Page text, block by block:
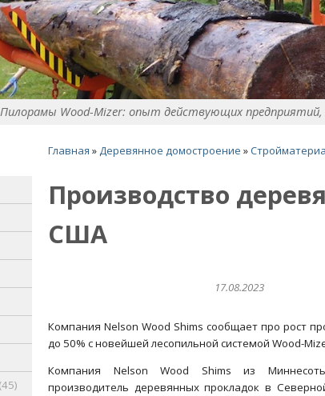
Пилорамы Wood-Mizer: опыт действующих предприятий,
45
Главная »Деревянное домостроение »
Производство
США
17.08.2023
Компания Nelson Wood Shims сообщает про рост
до 50% с новейшей лесопильной системой Wood-
Компания Nelson Wood Shims из
производитель деревянных прокладок в